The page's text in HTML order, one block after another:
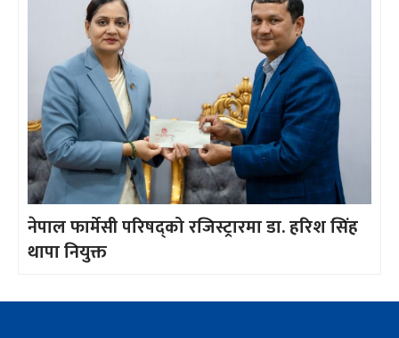
नेपाल फार्मेसी परिषद्को रजिस्ट्रारमा डा. हरिश सिंह
थापा नियुक्त